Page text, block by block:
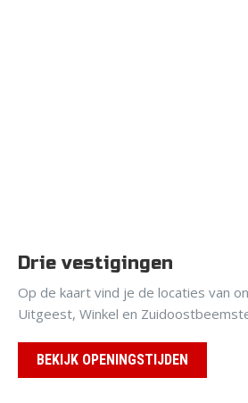
Drie vestigingen
Op de kaart vind je de locaties van
Uitgeest, Winkel en
BEKIJK OPENINGSTIJDEN